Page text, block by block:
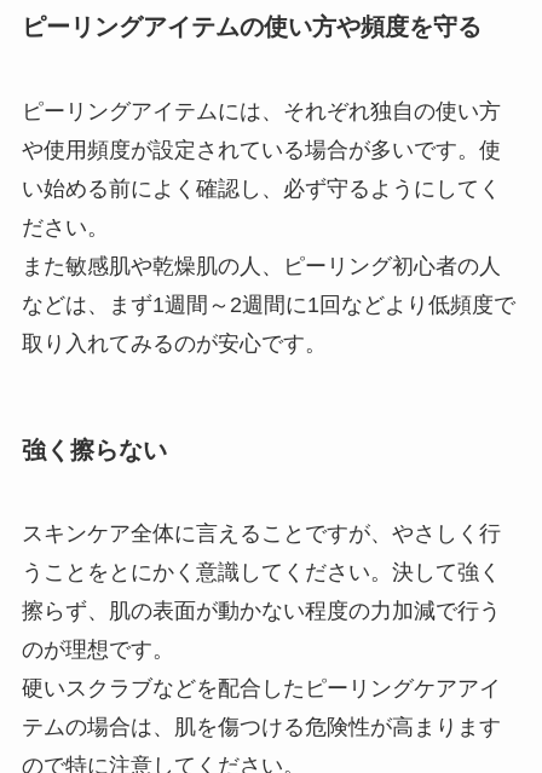
ピーリングアイテムの使い方や頻度を守る
ピーリングアイテムには、それぞれ独自の使い方
や使用頻度が設定されている場合が多いです。使
い始める前によく確認し、必ず守るようにしてく
ださい。
また敏感肌や乾燥肌の人、ピーリング初心者の人
などは、まず1週間～ 2週間に1 回などより低頻度で
取り入れてみるのが安心です。
強く擦らない
スキンケア全体に言えることですが、やさしく行
うことをとにかく意識してください。決して強く
擦らず、肌の表面が動かない程度の力加減で行う
のが理想です。
硬いスクラブなどを配合したピーリングケアアイ
テムの場合は、肌を傷つける危険性が高まります
ので特に注意してください。